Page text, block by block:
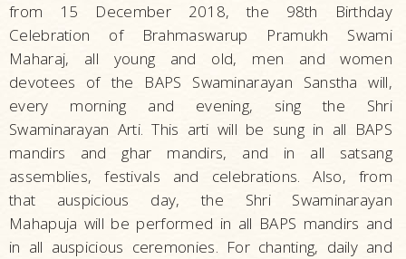
from 15 December 2018, the 98th Birthday
Celebration of Brahmaswarup Pramukh Swami
Maharaj, all young and old, men and women
devotees of the BAPS Swaminarayan Sanstha will,
every morning and evening, sing the Shri
Swaminarayan Arti. This arti will be sung in all BAPS
mandirs and ghar mandirs, and in all satsang
assemblies, festivals and celebrations. Also, from
that auspicious day, the Shri Swaminarayan
Mahapuja will be performed in all BAPS mandirs and
in all auspicious ceremonies. For chanting, daily and